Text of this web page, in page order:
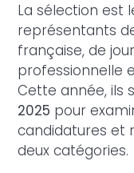
La sélection est
représentants
française, de
professionnelle
Cette année, ils
2025 pour
candidatures et
deux catégories.